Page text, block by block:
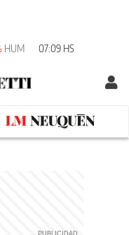
HUM 07:09 HS